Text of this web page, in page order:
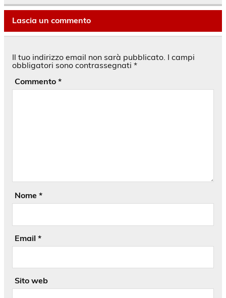
Lascia un commento
Il tuo indirizzo email non sarà pubblicato. I campi
obbligatori sono contrassegnati *
Commento *
Nome *
Email *
Sito web